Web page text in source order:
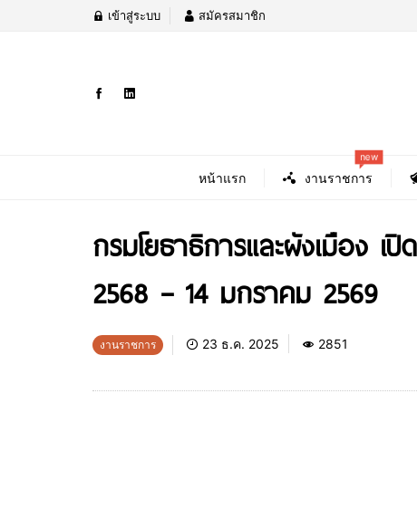
เข้าสู่ระบบ สมัครสมาชิก
หน้าแรก งานราชการ
new
กรมโยธาธิการและผังเมือง
2568 – 14 มกราคม 2569
งานราชการ 23 ธ.ค. 2025 2851